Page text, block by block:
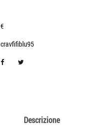
€
cravfifiblu95
Descrizione